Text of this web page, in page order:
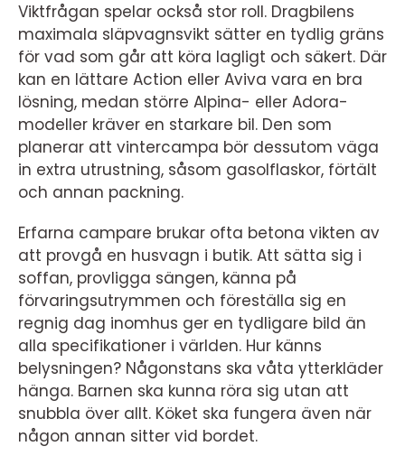
Viktfrågan spelar också stor roll. Dragbilens
maximala släpvagnsvikt sätter en tydlig gräns
för vad som går att köra lagligt och säkert. Där
kan en lättare Action eller Aviva vara en bra
lösning, medan större Alpina- eller Adora-
modeller kräver en starkare bil. Den som
planerar att vintercampa bör dessutom väga
in extra utrustning, såsom gasolflaskor, förtält
och annan packning.
Erfarna campare brukar ofta betona vikten av
att provgå en husvagn i butik. Att sätta sig i
soffan, provligga sängen, känna på
förvaringsutrymmen och föreställa sig en
regnig dag inomhus ger en tydligare bild än
alla specifikationer i världen. Hur känns
belysningen? Någonstans ska våta ytterkläder
hänga. Barnen ska kunna röra sig utan att
snubbla över allt. Köket ska fungera även när
någon annan sitter vid bordet.